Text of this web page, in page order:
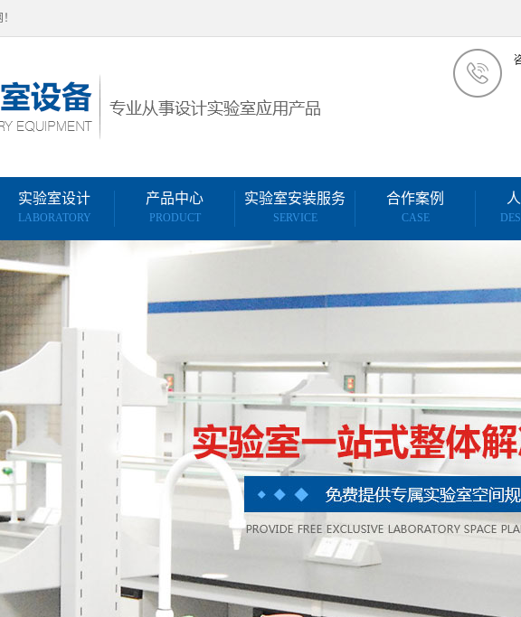
实验室设计
LABORATORY
重庆周边污水定制工程
实验室特殊供气设计
实验室纯水供应系统设
实验室装饰装修设计
实验室仪器摆放布置
实验室家具布置
实验室平面规划
实验室给排水设计
实验室电气系统设计
实验室暖通设计
实验室废水系统设计
产品中心
PRODUCT
实验台系列
危化品柜系列
生物安全柜
实验室密集柜
超净工作台
实验室风机
实验室货架
实验室附件系列
护士站
配药台、配药柜
实验室安装服务
SERVICE
安装售后服务
实验室维保维修服务
合作案例
CASE